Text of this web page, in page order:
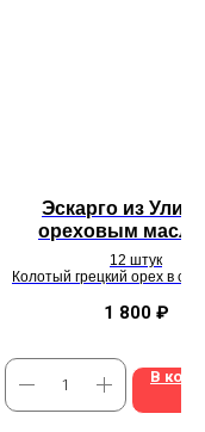
Эскарго из
ореховым
кунжутом
12 штук
Колотый грецкий орех в
1 800 ₽
В